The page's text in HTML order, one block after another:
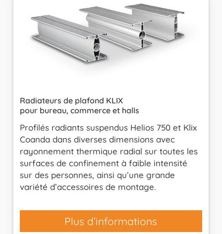
Radiateurs de plafond KLIX
pour bureau, commerce et halls
Profilés radiants suspendus Helios 750 et Klix
Coanda dans diverses dimensions avec
rayonnement thermique radial sur toutes les
surfaces de confinement à faible intensité
sur des personnes, ainsi qu’une grande
variété d’accessoires de montage.
Plus d’informations